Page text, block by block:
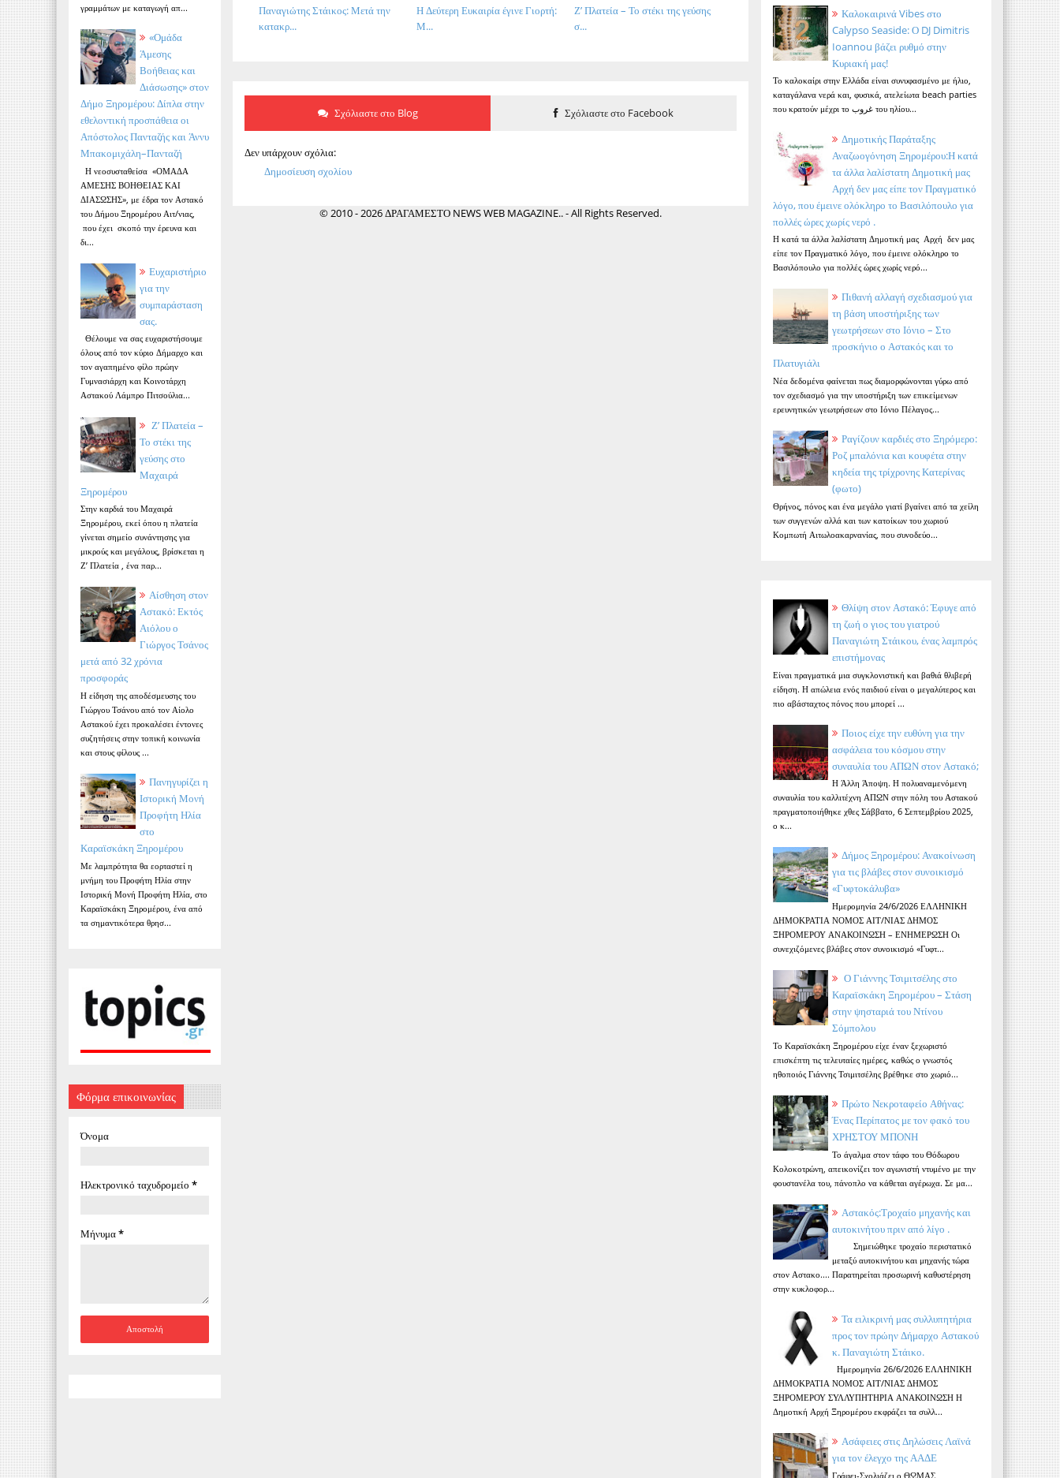
γραμμάτων με καταγωγή απ...
«Ομάδα
Άμεσης
Βοήθειας και
Διάσωσης» στον
Δήμο Ξηρομέρου: Δίπλα στην
εθελοντική προσπάθεια οι
Απόστολος Πανταζής και Άννυ
Μπακομιχάλη–Πανταζή
Η νεοσυσταθείσα «ΟΜΑΔΑ
ΑΜΕΣΗΣ ΒΟΗΘΕΙΑΣ ΚΑΙ
ΔΙΑΣΩΣΗΣ», με έδρα τον Αστακό
του Δήμου Ξηρομέρου Αιτ/νιας,
που έχει σκοπό την έρευνα και
δι...
Ευχαριστήριο
για την
συμπαράσταση
σας.
Θέλουμε να σας ευχαριστήσουμε
όλους από τον κύριο Δήμαρχο και
τον αγαπημένο φίλο πρώην
Γυμνασιάρχη και Κοινοτάρχη
Αστακού Λάμπρο Πιτσούλια...
Ζ’ Πλατεία –
Το στέκι της
γεύσης στο
Μαχαιρά
Ξηρομέρου
Στην καρδιά του Μαχαιρά
Ξηρομέρου, εκεί όπου η πλατεία
γίνεται σημείο συνάντησης για
μικρούς και μεγάλους, βρίσκεται η
Ζ’ Πλατεία , ένα παρ...
Αίσθηση στον
Αστακό: Εκτός
Αιόλου ο
Γιώργος Τσάνος
μετά από 32 χρόνια
προσφοράς
Η είδηση της αποδέσμευσης του
Γιώργου Τσάνου από τον Αίολο
Αστακού έχει προκαλέσει έντονες
συζητήσεις στην τοπική κοινωνία
και στους φίλους ...
Πανηγυρίζει η
Ιστορική Μονή
Προφήτη Ηλία
στο
Καραϊσκάκη Ξηρομέρου
Με λαμπρότητα θα εορταστεί η
μνήμη του Προφήτη Ηλία στην
Ιστορική Μονή Προφήτη Ηλία, στο
Καραϊσκάκη Ξηρομέρου, ένα από
τα σημαντικότερα θρησ...
Φόρμα επικοινωνίας
Όνομα
Ηλεκτρονικό ταχυδρομείο *
Μήνυμα*
Ζ’ Πλατεία – Το στέκι της γεύσης
σ...
Η Δεύτερη Ευκαιρία έγινε Γιορτή:
Μ...
Παναγιώτης Στάικος: Μετά την
κατακρ...
Σχόλιαστε στο Blog Σχόλιαστε στο Facebook
Δεν υπάρχουν σχόλια:
Δημοσίευση σχολίου
© 2010 - 2026 ΔΡΑΓΑΜΕΣΤΟ NEWS WEB MAGAZINE.. - All Rights Reserved.
Καλοκαιρινά Vibes στο
Calypso Seaside: Ο DJ Dimitris
Ioannou βάζει ρυθμό στην
Κυριακή μας!
Το καλοκαίρι στην Ελλάδα είναι συνυφασμένο με ήλιο,
καταγάλανα νερά και, φυσικά, ατελείωτα beach parties
που κρατούν μέχρι το غروب του ηλίου...
Δημοτικής Παράταξης
Αναζωογόνηση Ξηρομέρου:Η κατά
τα άλλα λαλίστατη Δημοτική μας
Αρχή δεν μας είπε τον Πραγματικό
λόγο, που έμεινε ολόκληρο το Βασιλόπουλο για
πολλές ώρες χωρίς νερό .
Η κατά τα άλλα λαλίστατη Δημοτική μας Αρχή δεν μας
είπε τον Πραγματικό λόγο, που έμεινε ολόκληρο το
Βασιλόπουλο για πολλές ώρες χωρίς νερό...
Πιθανή αλλαγή σχεδιασμού για
τη βάση υποστήριξης των
γεωτρήσεων στο Ιόνιο – Στο
προσκήνιο ο Αστακός και το
Πλατυγιάλι
Νέα δεδομένα φαίνεται πως διαμορφώνονται γύρω από
τον σχεδιασμό για την υποστήριξη των επικείμενων
ερευνητικών γεωτρήσεων στο Ιόνιο Πέλαγος...
Ραγίζουν καρδιές στο Ξηρόμερο:
Ροζ μπαλόνια και κουφέτα στην
κηδεία της τρίχρονης Κατερίνας
(φωτο)
Θρήνος, πόνος και ένα μεγάλο γιατί βγαίνει από τα χείλη
των συγγενών αλλά και των κατοίκων του χωριού
Κομπωτή Αιτωλοακαρνανίας, που συνοδεύο...
Θλίψη στον Αστακό: Έφυγε από
τη ζωή ο γιος του γιατρού
Παναγιώτη Στάικου, ένας λαμπρός
επιστήμονας
Είναι πραγματικά μια συγκλονιστική και βαθιά θλιβερή
είδηση. Η απώλεια ενός παιδιού είναι ο μεγαλύτερος και
πιο αβάσταχτος πόνος που μπορεί ...
Ποιος είχε την ευθύνη για την
ασφάλεια του κόσμου στην
συναυλία του ΑΠΩΝ στον Αστακό;
Η Άλλη Άποψη. Η πολυαναμενόμενη
συναυλία του καλλιτέχνη ΑΠΩΝ στην πόλη του Αστακού
πραγματοποιήθηκε χθες Σάββατο, 6 Σεπτεμβρίου 2025,
ο κ...
Δήμος Ξηρομέρου: Ανακοίνωση
για τις βλάβες στον συνοικισμό
«Γυφτοκάλυβα»
Ημερομηνία 24/6/2026 ΕΛΛΗΝΙΚΗ
ΔΗΜΟΚΡΑΤΙΑ ΝΟΜΟΣ ΑΙΤ/ΝΙΑΣ ΔΗΜΟΣ
ΞΗΡΟΜΕΡΟΥ ΑΝΑΚΟΙΝΩΣΗ – ΕΝΗΜΕΡΩΣΗ Οι
συνεχιζόμενες βλάβες στον συνοικισμό «Γυφτ...
Ο Γιάννης Τσιμιτσέλης στο
Καραϊσκάκη Ξηρομέρου – Στάση
στην ψησταριά του Ντίνου
Σόμπολου
Το Καραϊσκάκη Ξηρομέρου είχε έναν ξεχωριστό
επισκέπτη τις τελευταίες ημέρες, καθώς ο γνωστός
ηθοποιός Γιάννης Τσιμιτσέλης βρέθηκε στο χωριό...
Πρώτο Νεκροταφείο Αθήνας:
Ένας Περίπατος με τον φακό του
ΧΡΗΣΤΟΥ ΜΠΟΝΗ
Το άγαλμα στον τάφο του Θόδωρου
Κολοκοτρώνη, απεικονίζει τον αγωνιστή ντυμένο με την
φουστανέλα του, πάνοπλο να κάθεται αγέρωχα. Σε μα...
Αστακός:Τροχαίο μηχανής και
αυτοκινήτου πριν από λίγο .
Σημειώθηκε τροχαίο περιστατικό
μεταξύ αυτοκινήτου και μηχανής τώρα
στον Αστακο.... Παρατηρείται προσωρινή καθυστέρηση
στην κυκλοφορ...
Τα ειλικρινή μας συλλυπητήρια
προς τον πρώην Δήμαρχο Αστακού
κ. Παναγιώτη Στάικο.
Ημερομηνία 26/6/2026 ΕΛΛΗΝΙΚΗ
ΔΗΜΟΚΡΑΤΙΑ ΝΟΜΟΣ ΑΙΤ/ΝΙΑΣ ΔΗΜΟΣ
ΞΗΡΟΜΕΡΟΥ ΣΥΛΛΥΠΗΤΗΡΙΑ ΑΝΑΚΟΙΝΩΣΗ Η
Δημοτική Αρχή Ξηρομέρου εκφράζει τα συλλ...
Ασάφειες στις Δηλώσεις Λαϊνά
για τον έλεγχο της ΑΑΔΕ
Γράφει-Σχολιάζει ο ΘΩΜΑΣ